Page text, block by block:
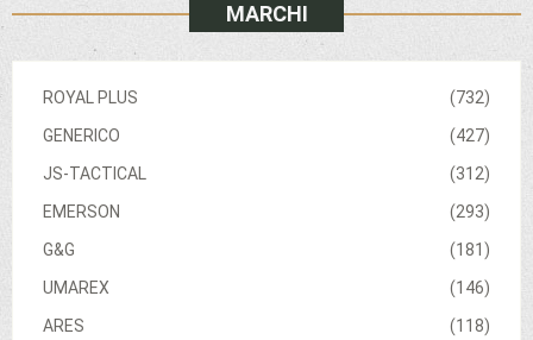
MARCHI
(732)
ROYAL PLUS
(427)
GENERICO
(312)
JS-TACTICAL
(293)
EMERSON
(181)
G&G
(146)
UMAREX
(118)
ARES